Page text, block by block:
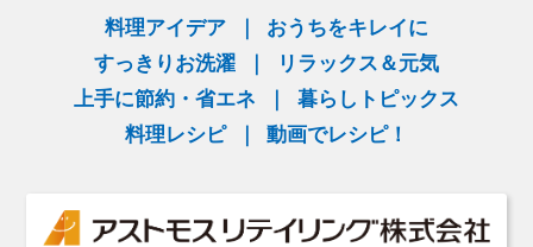
料理アイデア
おうちをキレイに
すっきりお洗濯
リラックス＆元気
上手に節約・省エネ
暮らしトピックス
料理レシピ
動画でレシピ！